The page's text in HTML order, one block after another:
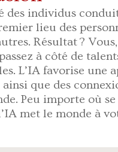
des individus
lieu des
Résultat ? Vous,
à côté de
L’IA favorise une
que des
Peu importe où
met le monde à